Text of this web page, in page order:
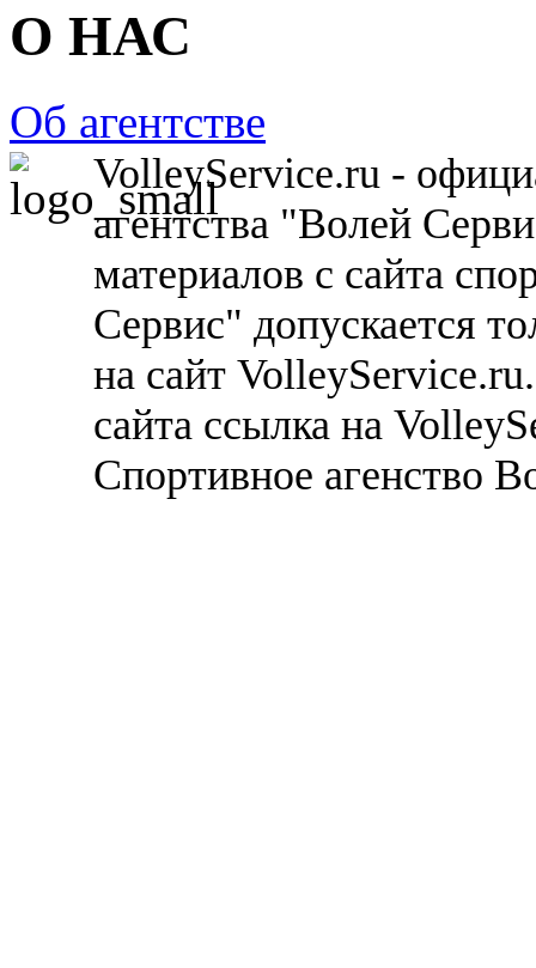
О НАС
Об агентстве
VolleyService.ru -
агентства "Волей
материалов с сайта
Сервис" допускается
на сайт
сайта ссылка на
Спортивное агенство